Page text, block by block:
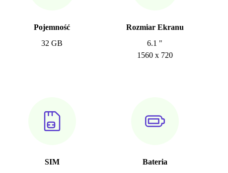
Pojemność
32 GB
Rozmiar Ekranu
6.1 "
1560 x 720
SIM
Bateria